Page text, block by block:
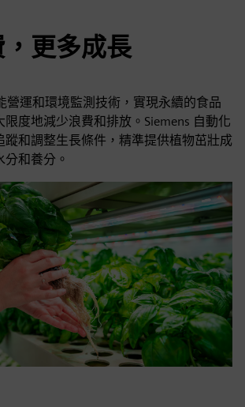
更多成長
營運和環境監測技術，實現永續的食品
限度地減少浪費和排放。Siemens 自動化
蹤和調整生長條件，精準提供植物茁壯成
和養分。